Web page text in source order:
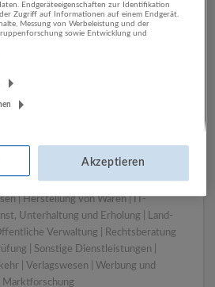
bei Salzburg
und Gastronomie | Einzelhandel |
und Versicherungsleistungen |
| Herstellung von Waren | IT-
Unterhaltung und Erholung | Land-
Verwaltung | Rechtsberatung
| Sonstige Dienstleistungen |
| Verlagswesen | Werbung und
Marktforschung
Endgeräteeigenschaften zur Identifikation
Zugriff auf Informationen auf einem Endgerät.
Messung von Werbeleistung und der
sowie Entwicklung und
Akzeptieren